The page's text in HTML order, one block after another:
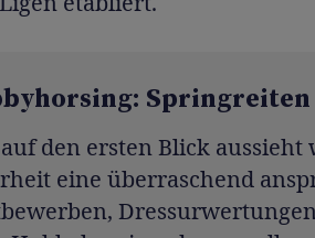
den ersten Blick
eine überraschend